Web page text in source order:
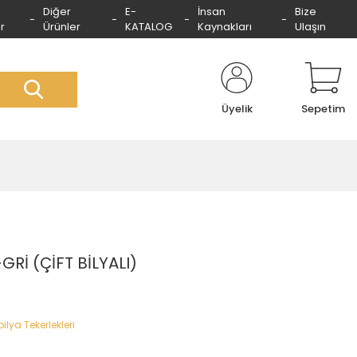
Diğer
Ürünler
E-
KATALOG
İnsan
Kaynakları
Bize
Ulaşın
Üyelik Sepetim
(ÇİFT BİLYALI)
Tekerlekleri